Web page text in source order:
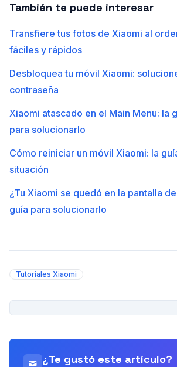
También te puede interesar
Transfiere tus fotos de Xiaomi al
fáciles y rápidos
Desbloquea tu móvil Xiaomi:
contraseña
Xiaomi atascado en el Main Menu: la
para solucionarlo
Cómo reiniciar un móvil Xiaomi: la
situación
¿Tu Xiaomi se quedó en la pantalla
guía para solucionarlo
Tutoriales Xiaomi
¿Te gustó este artículo?